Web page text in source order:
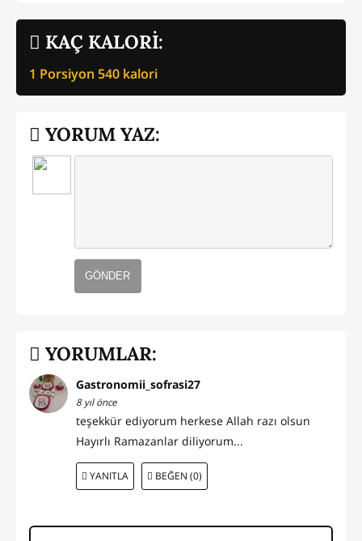
KAÇ KALORİ:
1 Porsiyon 540 kalori
YORUM YAZ:
GÖNDER
YORUMLAR:
Gastronomii_sofrasi27
8 yıl önce
teşekkür ediyorum herkese Allah razı olsun
Hayırlı Ramazanlar diliyorum...
YANITLA BEĞEN (0)